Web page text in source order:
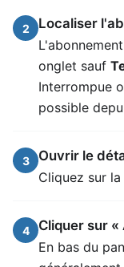
2
Localiser
onglet sauf
Interrompue
possible
3
Ouvrir le
Cliquez sur
4
Cliquer sur
En bas du